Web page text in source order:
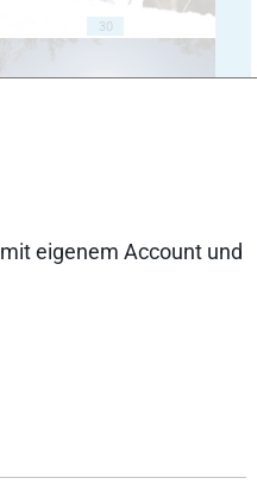
30
eigenem Account und